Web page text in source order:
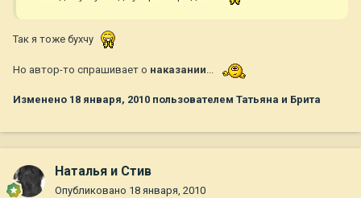
Так я тоже бухчу
Но автор-то спрашивает о наказании...
Изменено 18 января, 2010 пользователем Татьяна и Брита
Наталья и Стив
Опубликовано 18 января, 2010